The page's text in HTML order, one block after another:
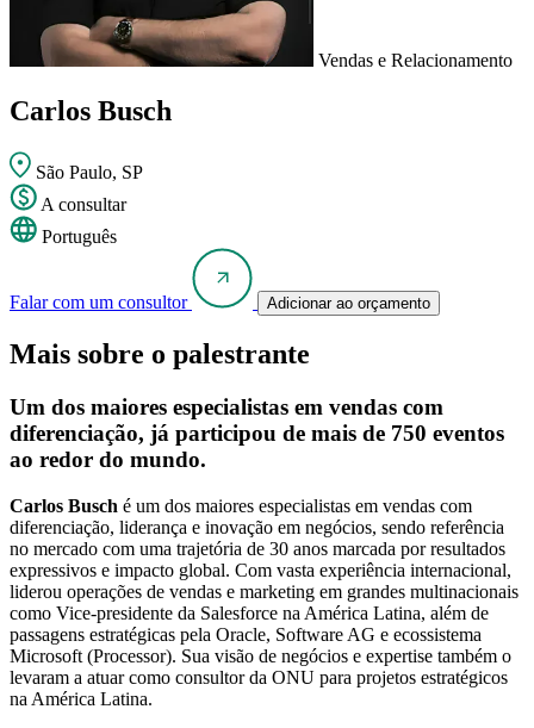
Vendas e Relacionamento
Carlos Busch
São Paulo, SP
A consultar
Português
Falar com um consultor Adicionar ao orçamento
Mais sobre o palestrante
Um dos maiores especialistas em vendas com
diferenciação, já participou de mais de 750 eventos
ao redor do mundo.
Carlos Busch é um dos maiores especialistas em vendas com
diferenciação, liderança e inovação em negócios, sendo referência
no mercado com uma trajetória de 30 anos marcada por resultados
expressivos e impacto global. Com vasta experiência internacional,
liderou operações de vendas e marketing em grandes multinacionais
como Vice-presidente da Salesforce na América Latina, além de
passagens estratégicas pela Oracle, Software AG e ecossistema
Microsoft (Processor). Sua visão de negócios e expertise também o
levaram a atuar como consultor da ONU para projetos estratégicos
na América Latina.